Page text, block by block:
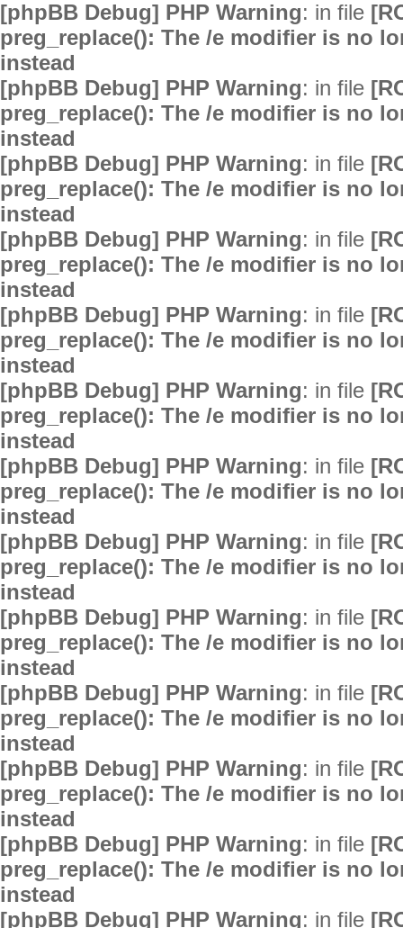
[phpBB Debug] PHP Warning: in file
preg_replace(): The /e modifier is no
instead
[phpBB Debug] PHP Warning: in file
preg_replace(): The /e modifier is no
instead
[phpBB Debug] PHP Warning: in file
preg_replace(): The /e modifier is no
instead
[phpBB Debug] PHP Warning: in file
preg_replace(): The /e modifier is no
instead
[phpBB Debug] PHP Warning: in file
preg_replace(): The /e modifier is no
instead
[phpBB Debug] PHP Warning: in file
preg_replace(): The /e modifier is no
instead
[phpBB Debug] PHP Warning: in file
preg_replace(): The /e modifier is no
instead
[phpBB Debug] PHP Warning: in file
preg_replace(): The /e modifier is no
instead
[phpBB Debug] PHP Warning: in file
preg_replace(): The /e modifier is no
instead
[phpBB Debug] PHP Warning: in file
preg_replace(): The /e modifier is no
instead
[phpBB Debug] PHP Warning: in file
preg_replace(): The /e modifier is no
instead
[phpBB Debug] PHP Warning: in file
preg_replace(): The /e modifier is no
instead
[phpBB Debug] PHP Warning: in file